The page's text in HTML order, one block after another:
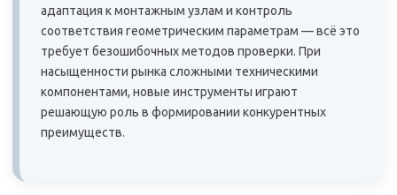
адаптация к монтажным узлам и контроль
соответствия геометрическим параметрам — всё это
требует безошибочных методов проверки. При
насыщенности рынка сложными техническими
компонентами, новые инструменты играют
решающую роль в формировании конкурентных
преимуществ.